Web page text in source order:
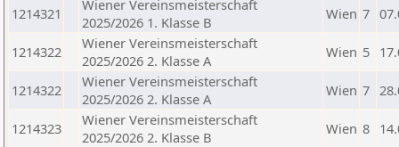
1214321
Wiener Vereinsmeisterschaft
2025/2026 1. Klasse B
Wien 7
1214322
Wiener Vereinsmeisterschaft
2025/2026 2. Klasse A
Wien 5
1214322
Wiener Vereinsmeisterschaft
2025/2026 2. Klasse A
Wien 7
1214323
Wiener Vereinsmeisterschaft
2025/2026 2. Klasse B
Wien 8